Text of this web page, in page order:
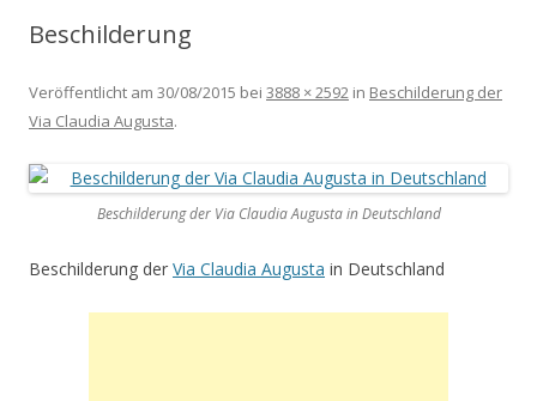
Beschilderung
Veröffentlicht am 30/08/2015 bei 3888 × 2592 in Beschilderung der
Via Claudia Augusta.
Beschilderung der Via Claudia Augusta in Deutschland
Beschilderung der Via Claudia Augusta in Deutschland